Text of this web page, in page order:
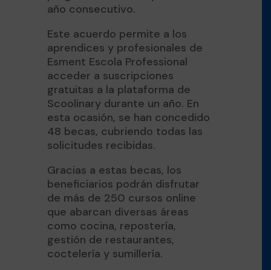
año consecutivo.
Este acuerdo permite a los
aprendices y profesionales de
Esment Escola Professional
acceder a suscripciones
gratuitas a la plataforma de
Scoolinary durante un año. En
esta ocasión, se han concedido
48 becas, cubriendo todas las
solicitudes recibidas.
Gracias a estas becas, los
beneficiarios podrán disfrutar
de más de 250 cursos online
que abarcan diversas áreas
como cocina, repostería,
gestión de restaurantes,
coctelería y sumillería.